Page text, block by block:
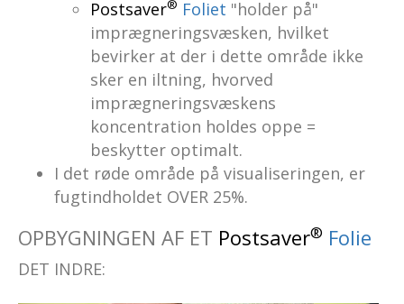
Postsaver® Foliet "holder på"
imprægneringsvæsken, hvilket
bevirker at der i dette område ikke
sker en iltning, hvorved
imprægneringsvæskens
koncentration holdes oppe =
beskytter optimalt.
I det røde område på visualiseringen, er
fugtindholdet OVER 25%.
OPBYGNINGEN AF ET Postsaver® Folie
DET INDRE: